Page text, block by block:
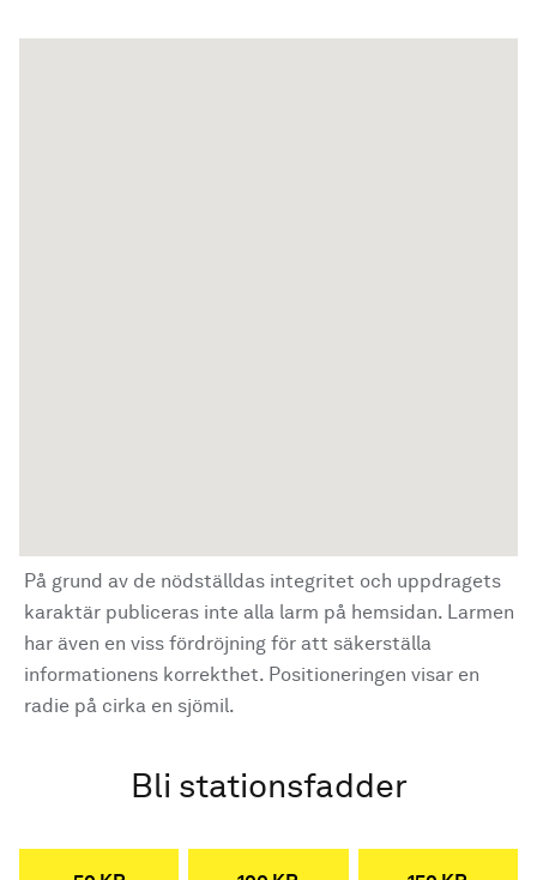
På grund av de nödställdas integritet och uppdragets
karaktär publiceras inte alla larm på hemsidan. Larmen
har även en viss fördröjning för att säkerställa
informationens korrekthet. Positioneringen visar en
radie på cirka en sjömil.
Bli stationsfadder